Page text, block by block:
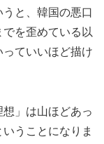
と、韓国の悪口
を歪めている以
っていいほど描け
」は山ほどあっ
うことになりま